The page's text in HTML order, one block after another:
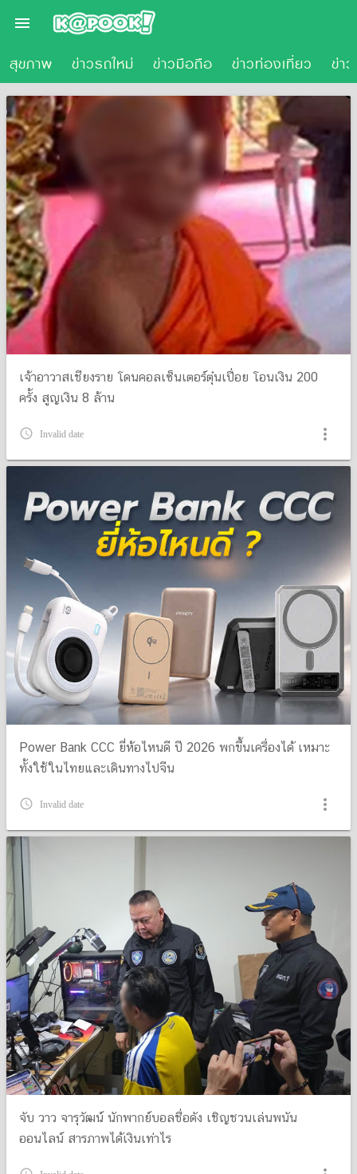

สุขภาพ ข่าวรถใหม่ ข่าวมือถือ ข่าวท่องเที่ยว ข่า
เจ้าอาวาสเชียงราย โดนคอลเซ็นเตอร์ตุ๋นเปื่อย โอนเงิน 200
ครั้ง สูญเงิน 8 ล้าน
query_builder Invalid date more_vert
Power Bank CCC ยี่ห้อไหนดี ปี 2026 พกขึ้นเครื่องได้ เหมาะ
ทั้งใช้ในไทยและเดินทางไปจีน
query_builder Invalid date more_vert
จับ วาว จารุวัฒน์ นักพากย์บอลชื่อดัง เชิญชวนเล่นพนัน
ออนไลน์ สารภาพได้เงินเท่าไร